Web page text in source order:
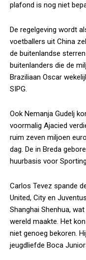
plafond is nog niet
De regelgeving wordt
voetballers uit China
de buitenlandse
buitenlanders die de
Braziliaan Oscar
SIPG.
Ook Nemanja Gudelj
voormalig Ajacied
ruim zeven miljoen
dag. De in Breda
huurbasis voor
Carlos Tevez spande
United, City en
Shanghai Shenhua,
wereld maakte. Het
niet genoeg bekoren.
jeugdliefde Boca